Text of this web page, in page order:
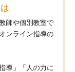
師や個別教室で
ンライン指導の
導」「人の力に